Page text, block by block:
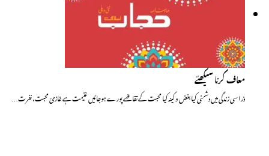
معاف کرنا سیکھئے
ذرا سی زندگی میں دشمنی کیا بغض و کینہ کیا محبت کے تقاضے پورے ہوجائیں غنیمت ہے غازیؔ محبت، نفرت…